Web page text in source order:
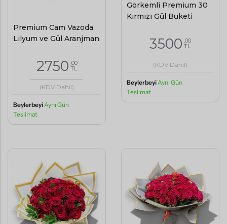
Premium Cam Vazoda
Lilyum ve Gül Aranjman
2750 ,00
TL
(KDV Dahil)
Beylerbeyi Aynı Gün
Teslimat
Görkemli Premium 30
Kırmızı Gül Buketi
3500 ,00
TL
(KDV Dahil)
BeylerbeyiAynı Gün
Teslimat